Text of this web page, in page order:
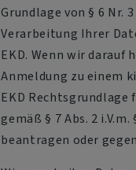
Grundlage von § 6 Nr.
Verarbeitung Ihrer
EKD. Wenn wir darauf
Anmeldung zu einem
EKD Rechtsgrundlage
gemäß § 7 Abs. 2
beantragen oder